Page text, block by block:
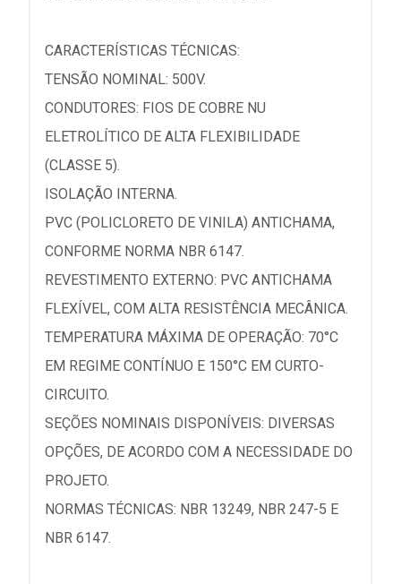
CARACTERÍSTICAS TÉCNICAS:
TENSÃO NOMINAL: 500V.
CONDUTORES: FIOS DE COBRE NU
ELETROLÍTICO DE ALTA FLEXIBILIDADE
(CLASSE 5).
ISOLAÇÃO INTERNA.
PVC (POLICLORETO DE VINILA) ANTICHAMA,
CONFORME NORMA NBR 6147.
REVESTIMENTO EXTERNO: PVC ANTICHAMA
FLEXÍVEL, COM ALTA RESISTÊNCIA MECÂNICA.
TEMPERATURA MÁXIMA DE OPERAÇÃO: 70°C
EM REGIME CONTÍNUO E 150°C EM CURTO-
CIRCUITO.
SEÇÕES NOMINAIS DISPONÍVEIS: DIVERSAS
OPÇÕES, DE ACORDO COM A NECESSIDADE DO
PROJETO.
NORMAS TÉCNICAS: NBR 13249, NBR 247-5 E
NBR 6147.